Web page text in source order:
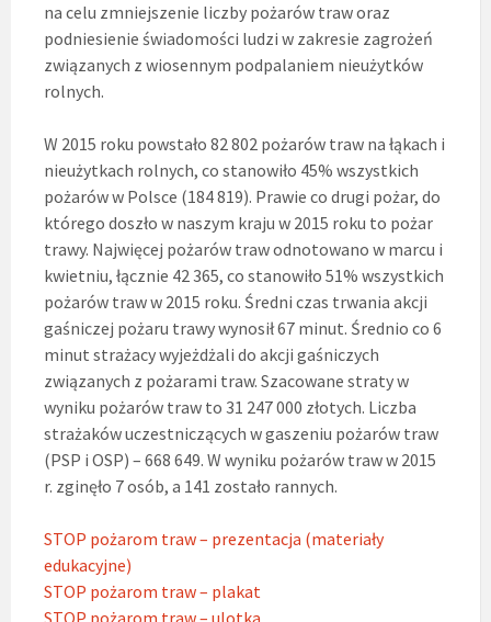
na celu zmniejszenie liczby pożarów traw oraz
podniesienie świadomości ludzi w zakresie zagrożeń
związanych z wiosennym podpalaniem nieużytków
rolnych.
W 2015 roku powstało 82 802 pożarów traw na łąkach i
nieużytkach rolnych, co stanowiło 45% wszystkich
pożarów w Polsce (184 819). Prawie co drugi pożar, do
którego doszło w naszym kraju w 2015 roku to pożar
trawy. Najwięcej pożarów traw odnotowano w marcu i
kwietniu, łącznie 42 365, co stanowiło 51% wszystkich
pożarów traw w 2015 roku. Średni czas trwania akcji
gaśniczej pożaru trawy wynosił 67 minut. Średnio co 6
minut strażacy wyjeżdżali do akcji gaśniczych
związanych z pożarami traw. Szacowane straty w
wyniku pożarów traw to 31 247 000 złotych. Liczba
strażaków uczestniczących w gaszeniu pożarów traw
(PSP i OSP) – 668 649. W wyniku pożarów traw w 2015
r. zginęło 7 osób, a 141 zostało rannych.
STOP pożarom traw – prezentacja (materiały
edukacyjne)
STOP pożarom traw – plakat